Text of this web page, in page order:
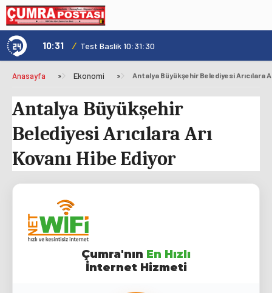
10:31 / Test Baslik 10:31:30
Anasayfa » Ekonomi » Antalya Büyükşehir Belediyesi Arıcılara
Antalya Büyükşehir
Belediyesi Arıcılara Arı
Kovanı Hibe Ediyor
Çumra'nın En Hızlı
İnternet Hizmeti